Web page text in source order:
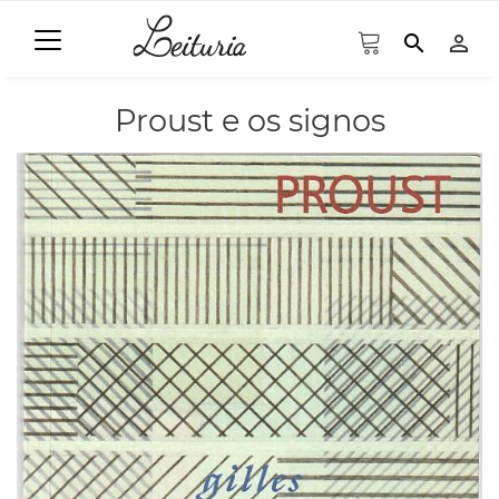
search person_outline
Proust e os signos